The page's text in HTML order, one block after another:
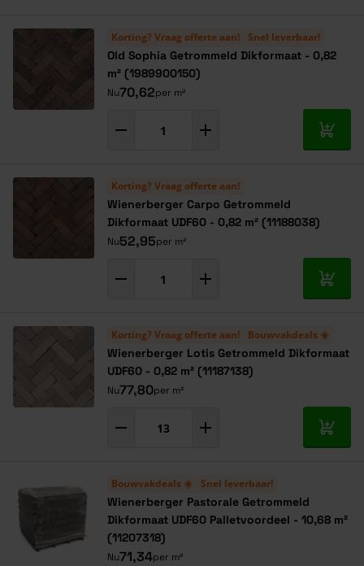
Korting? Vraag offerte aan! Snel leverbaar!
Old Sophia Getrommeld Dikformaat - 0,82
m² (1989900150)
Nu70,62per m²
In
Korting? Vraag offerte aan!
Wienerberger Carpo Getrommeld
Dikformaat UDF60 - 0,82 m² (11188038)
Nu52,95per m²
In
Korting? Vraag offerte aan! Bouwvakdeals ☀️
Wienerberger Lotis Getrommeld Dikformaat
UDF60 - 0,82 m² (11187138)
Nu77,80per m²
In
Bouwvakdeals ☀️ Snel leverbaar!
Wienerberger Pastorale Getrommeld
Dikformaat UDF60 Palletvoordeel - 10,68 m²
(11207318)
Nu71,34per m²